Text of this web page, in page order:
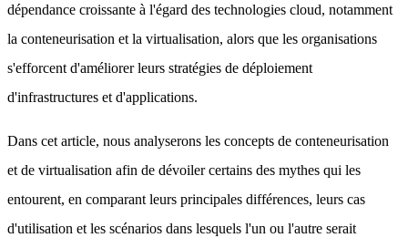
dépendance croissante à l'égard des technologies cloud, notamment
la conteneurisation et la virtualisation, alors que les organisations
s'efforcent d'améliorer leurs stratégies de déploiement
d'infrastructures et d'applications.
Dans cet article, nous analyserons les concepts de conteneurisation
et de virtualisation afin de dévoiler certains des mythes qui les
entourent, en comparant leurs principales différences, leurs cas
d'utilisation et les scénarios dans lesquels l'un ou l'autre serait